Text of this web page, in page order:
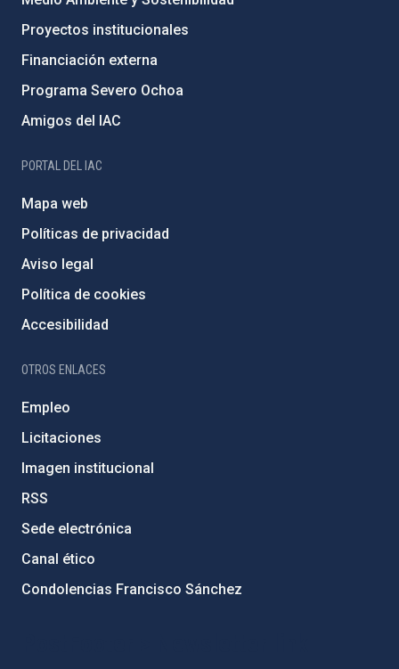
Proyectos institucionales
Financiación externa
Programa Severo Ochoa
Amigos del IAC
PORTAL DEL IAC
Mapa web
Políticas de privacidad
Aviso legal
Política de cookies
Accesibilidad
OTROS ENLACES
Empleo
Licitaciones
Imagen institucional
RSS
Sede electrónica
Canal ético
Condolencias Francisco Sánchez